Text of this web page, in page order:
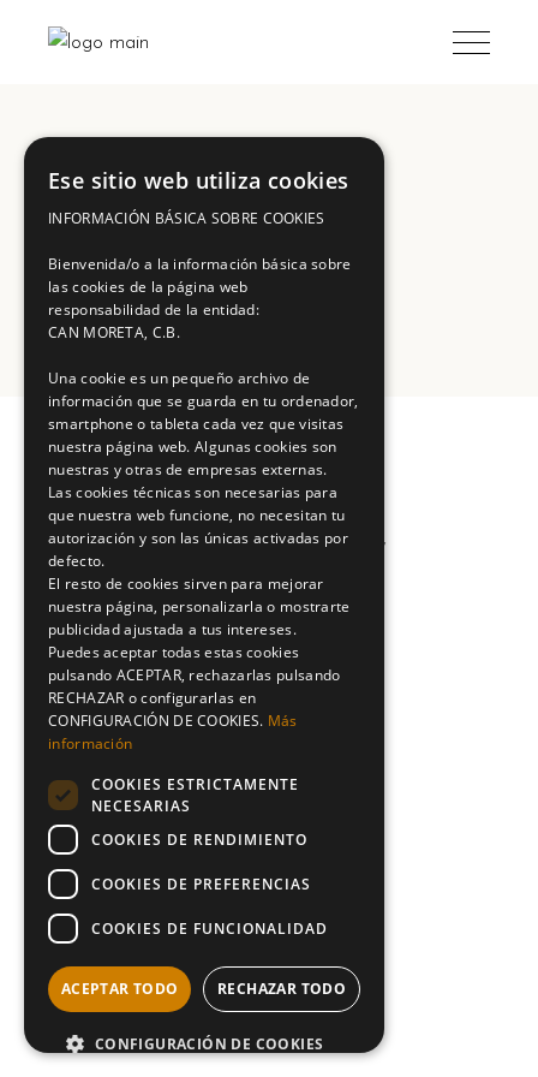
Archive
No posts were found for provided query
parameters.
Ese sitio web utiliza cookies
INFORMACIÓN BÁSICA SOBRE COOKIES
Bienvenida/o a la información básica sobre
las cookies de la página web
responsabilidad de la entidad:
CAN MORETA, C.B.
Una cookie es un pequeño archivo de
información que se guarda en tu ordenador,
smartphone o tableta cada vez que visitas
nuestra página web. Algunas cookies son
nuestras y otras de empresas externas.
Las cookies técnicas son necesarias para
que nuestra web funcione, no necesitan tu
autorización y son las únicas activadas por
defecto.
El resto de cookies sirven para mejorar
nuestra página, personalizarla o mostrarte
publicidad ajustada a tus intereses.
Puedes aceptar todas estas cookies
pulsando ACEPTAR, rechazarlas pulsando
RECHAZAR o configurarlas en
CONFIGURACIÓN DE COOKIES. Más
información
COOKIES ESTRICTAMENTE
NECESARIAS
COOKIES DE RENDIMIENTO
COOKIES DE PREFERENCIAS
COOKIES DE FUNCIONALIDAD
ACEPTAR TODO RECHAZAR TODO
CONFIGURACIÓN DE COOKIES